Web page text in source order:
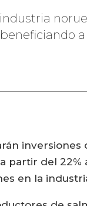
a
partir del 22%
en la